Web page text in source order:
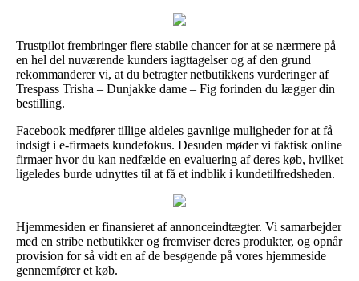
Trustpilot frembringer flere stabile chancer for at se nærmere på
en hel del nuværende kunders iagttagelser og af den grund
rekommanderer vi, at du betragter netbutikkens vurderinger af
Trespass Trisha – Dunjakke dame – Fig forinden du lægger din
bestilling.
Facebook medfører tillige aldeles gavnlige muligheder for at få
indsigt i e-firmaets kundefokus. Desuden møder vi faktisk online
firmaer hvor du kan nedfælde en evaluering af deres køb, hvilket
ligeledes burde udnyttes til at få et indblik i kundetilfredsheden.
Hjemmesiden er finansieret af annonceindtægter. Vi samarbejder
med en stribe netbutikker og fremviser deres produkter, og opnår
provision for så vidt en af de besøgende på vores hjemmeside
gennemfører et køb.